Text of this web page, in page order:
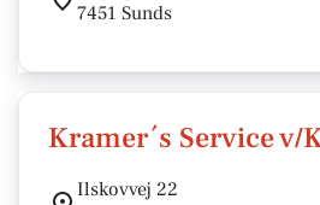
7451 Sunds
Kramer´s Service
Ilskovvej 22